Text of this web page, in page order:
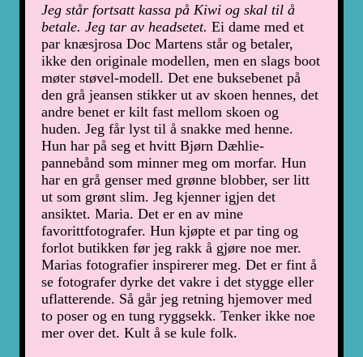
Jeg står fortsatt kassa på Kiwi og skal til å
betale. Jeg tar av headsetet. Ei dame med et
par knæsjrosa Doc Martens står og betaler,
ikke den originale modellen, men en slags boot
møter støvel-modell. Det ene buksebenet på
den grå jeansen stikker ut av skoen hennes, det
andre benet er kilt fast mellom skoen og
huden. Jeg får lyst til å snakke med henne.
Hun har på seg et hvitt Bjørn Dæhlie-
pannebånd som minner meg om morfar. Hun
har en grå genser med grønne blobber, ser litt
ut som grønt slim. Jeg kjenner igjen det
ansiktet. Maria. Det er en av mine
favorittfotografer. Hun kjøpte et par ting og
forlot butikken før jeg rakk å gjøre noe mer.
Marias fotografier inspirerer meg. Det er fint å
se fotografer dyrke det vakre i det stygge eller
uflatterende. Så går jeg retning hjemover med
to poser og en tung ryggsekk. Tenker ikke noe
mer over det. Kult å se kule folk.